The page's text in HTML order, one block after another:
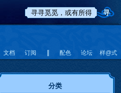
文档 订阅 配色 论坛 样@式
分类